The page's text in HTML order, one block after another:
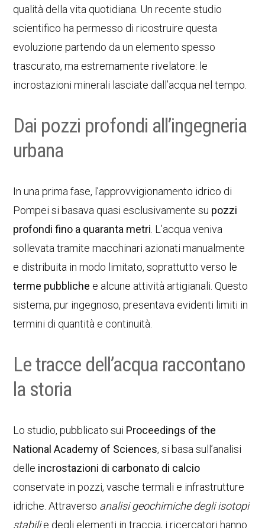
qualità della vita quotidiana. Un recente studio
scientifico ha permesso di ricostruire questa
evoluzione partendo da un elemento spesso
trascurato, ma estremamente rivelatore: le
incrostazioni minerali lasciate dall’acqua nel tempo.
Dai pozzi profondi all’ingegneria
urbana
In una prima fase, l’approvvigionamento idrico di
Pompei si basava quasi esclusivamente su pozzi
profondi fino a quaranta metri . L’acqua veniva
sollevata tramite macchinari azionati manualmente
e distribuita in modo limitato, soprattutto verso le
terme pubbliche e alcune attività artigianali. Questo
sistema, pur ingegnoso, presentava evidenti limiti in
termini di quantità e continuità.
Le tracce dell’acqua raccontano
la storia
Lo studio, pubblicato sui Proceedings of the
National Academy of Sciences, si basa sull’analisi
delle incrostazioni di carbonato di calcio
conservate in pozzi, vasche termali e infrastrutture
idriche. Attraverso analisi geochimiche degli isotopi
stabilie degli elementi in traccia, i ricercatori hanno